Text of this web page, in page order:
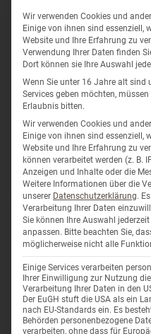
In Wiepke, einem Ortsteil
Sachsen-Anhalt, bieten
Team der Molkerei Bauer
Spezalitäten in Bioqualität
Softwarelösung an.
Im Juni 2024 eröffnete die
24/7-
der Lokbest Store
registrieren sich bequem
sicheren Zutritt zum
bargeldlos. So ist der
jederzeit möglich –
Öffnungszeiten.
Der Familienbetrieb
zu hochwertigen
Besonders hervorzuheben
dem Melken
oder Homogenisierung, um
zu bewahren.
Wir verwenden Cookies und
Einige von ihnen sind essenziell,
Website und Ihre Erfahrung zu
Verwendung Ihrer Daten finden
Dort können sie Ihre Auswahl
Wenn Sie unter 16 Jahre alt
Services geben möchten,
Erlaubnis bitten.
Wir verwenden Cookies und
Einige von ihnen sind essenziell,
Website und Ihre Erfahrung zu
können verarbeitet werden (z. B.
Anzeigen und Inhalte oder die
Weitere Informationen über die
unserer Datenschutzerklärung.
Verarbeitung Ihrer Daten
Sie können Ihre Auswahl
anpassen. Bitte beachten Sie,
möglicherweise nicht alle
Einige Services verarbeiten
Ihrer Einwilligung zur Nutzung
Verarbeitung Ihrer Daten in den
Der EuGH stuft die USA als ein
nach EU-Standards ein. Es
Behörden personenbezogene
verarbeiten, ohne dass für